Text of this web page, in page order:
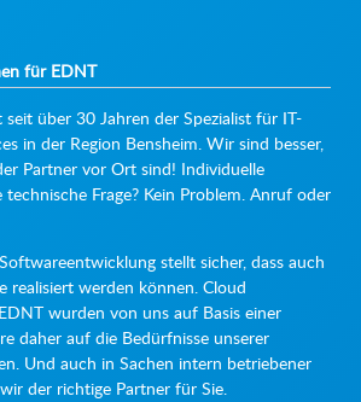
für EDNT
über 30 Jahren der Spezialist für IT-
in der Region Bensheim. Wir sind besser,
Partner vor Ort sind! Individuelle
technische Frage? Kein Problem. Anruf oder
stellt sicher, dass auch
realisiert werden können. Cloud
wurden von uns auf Basis einer
daher auf die Bedürfnisse unserer
Und auch in Sachen intern betriebener
der richtige Partner für Sie.